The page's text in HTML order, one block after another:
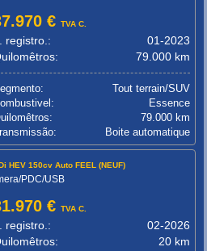
€TVA C.
registro.:
01-2023
79.000 km
Tout terrain/SUV
Essence
79.000 km
Boite automatique
HEV 150cv Auto FEEL (NEUF)
PDC/USB
€TVA C.
registro.:
02-2026
20 km